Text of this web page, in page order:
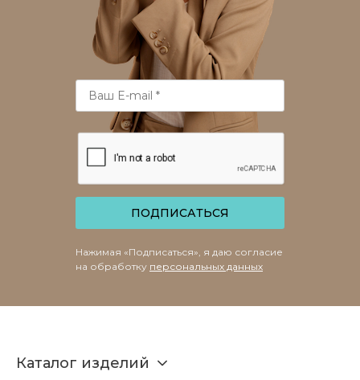
ПОДПИСАТЬСЯ
Нажимая «Подписаться», я даю согласие
на обработку персональных данных
Каталог изделий